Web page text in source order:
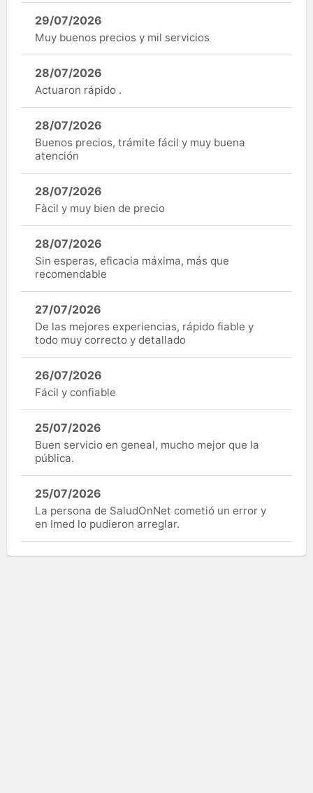
29/07/2026
Muy buenos precios y mil servicios
28/07/2026
Actuaron rápido .
28/07/2026
Buenos precios, trámite fácil y muy buena
atención
28/07/2026
Fàcil y muy bien de precio
28/07/2026
Sin esperas, eficacia máxima, más que
recomendable
27/07/2026
De las mejores experiencias, rápido fiable y
todo muy correcto y detallado
26/07/2026
Fácil y confiable
25/07/2026
Buen servicio en geneal, mucho mejor que la
pública.
25/07/2026
La persona de SaludOnNet cometió un error y
en Imed lo pudieron arreglar.